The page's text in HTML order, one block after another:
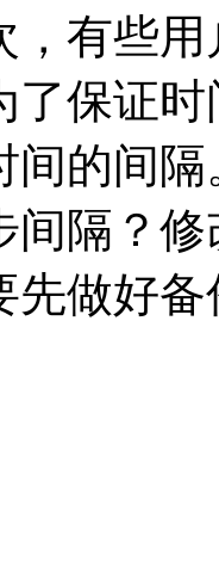
，有些
了保证
间的间隔
间隔？
先做好备